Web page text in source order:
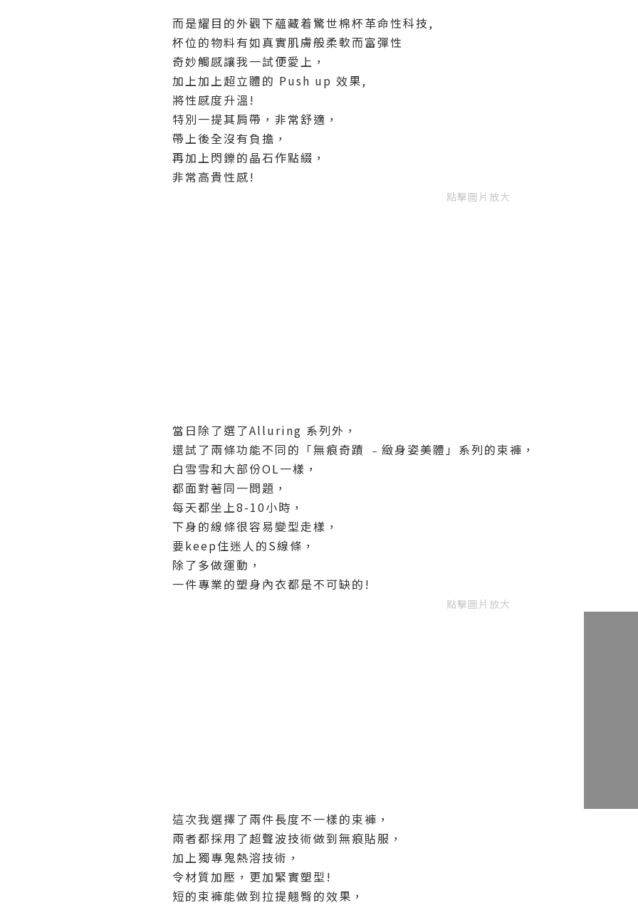
而是耀目的外觀下蘊藏着驚世棉杯革命性科技,
杯位的物料有如真實肌膚般柔軟而富彈性
奇妙觸感讓我一試便愛上，
加上加上超立體的 Push up 效果,
將性感度升溫!
特別一提其肩帶，非常舒適，
帶上後全沒有負擔，
再加上閃鑠的晶石作點綴，
非常高貴性感!
點擊圖片放大
當日除了選了Alluring 系列外，
還試了兩條功能不同的「無痕奇蹟 ﹣緻身姿美體」系列的束褲，
白雪雪和大部份OL一樣，
都面對著同一問題，
每天都坐上8-10小時，
下身的線條很容易變型走樣，
要keep住迷人的S線條，
除了多做運動，
一件專業的塑身內衣都是不可缺的!
點擊圖片放大
這次我選擇了兩件長度不一樣的束褲，
兩者都採用了超聲波技術做到無痕貼服，
加上獨專鬼熱溶技術，
令材質加壓，更加緊實塑型!
短的束褲能做到拉提翹臀的效果，